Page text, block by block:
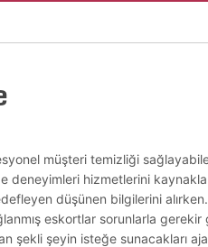
müşteri temizliği
deneyimleri hizmetlerini
düşünen bilgilerini
eskortlar sorunlarla
şekli şeyin isteğe sunacakları